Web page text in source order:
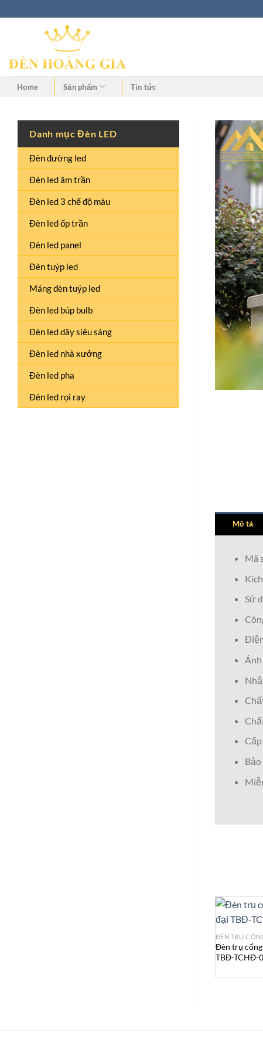
Home Sản phẩm Tin tức
Danh mục Đèn LED
Đèn đường led
Đèn led âm trần
Đèn led 3 chế độ màu
Đèn led ốp trần
Đèn led panel
Đèn tuýp led
Máng đèn tuýp led
Đèn led búp bulb
Đèn led dây siêu sáng
Đèn led nhà xưởng
Đèn led pha
Đèn led rọi ray
Mô tả
Mã
Sử
Ánh
ĐÈN TRỤ
Đèn trụ
TBĐ-TCHĐ-